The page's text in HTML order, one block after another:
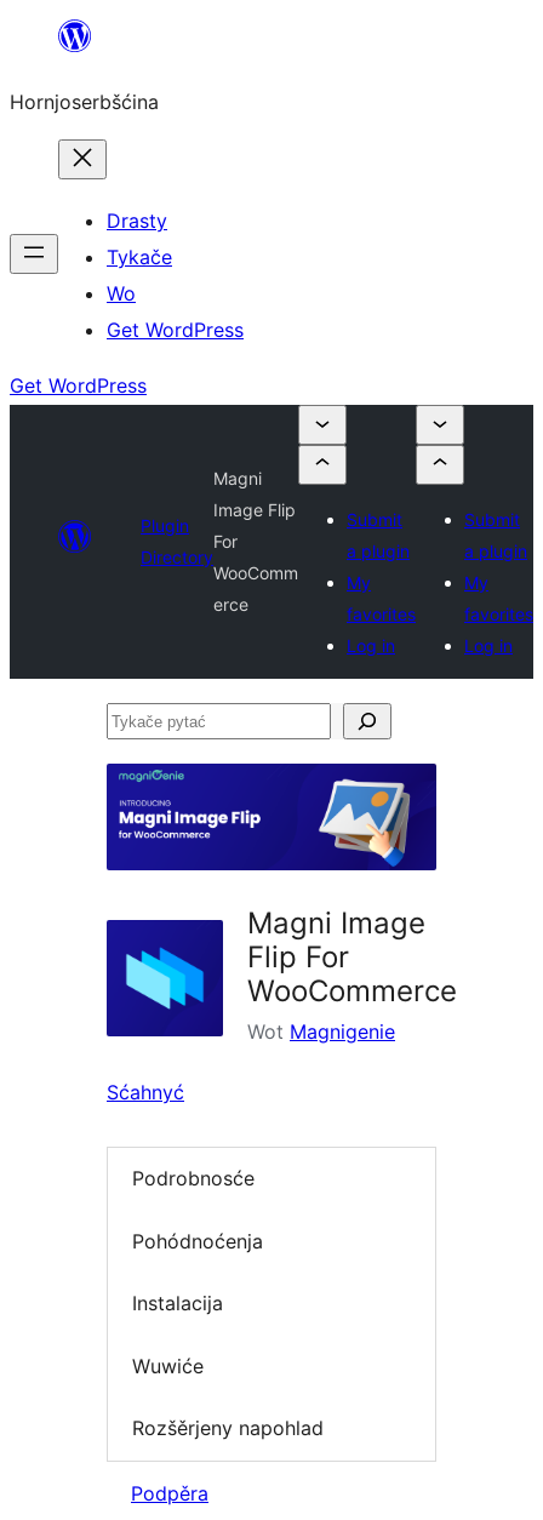
wobsahej
Hornjoserbšćina
Drasty
Tykače
Wo
Get WordPress
Get WordPress
Plugin
Directory
Magni
Image Flip
For
WooComm
erce
Submit
a plugin
My
favorites
Log in
Submit
a plugin
My
favorites
Log in
Tykače
Magni Image
Flip For
WooCommerce
Wot Magnigenie
Sćahnyć
Podrobnosće
Pohódnoćenja
Instalacija
Wuwiće
Rozšěrjeny napohlad
Podpěra